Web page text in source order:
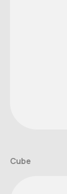
Cube